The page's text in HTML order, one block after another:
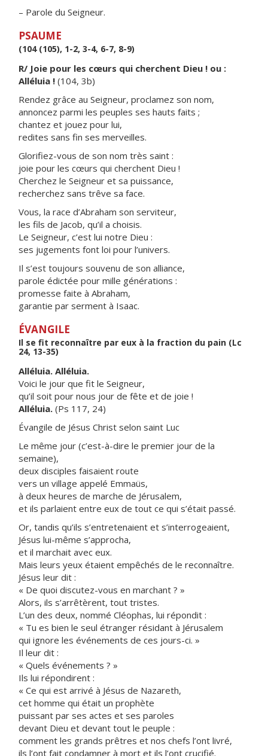
– Parole du Seigneur.
PSAUME
(104 (105), 1-2, 3-4, 6-7, 8-9)
R/ Joie pour les cœurs qui cherchent Dieu ! ou :
Alléluia ! (104, 3b)
Rendez grâce au Seigneur, proclamez son nom,
annoncez parmi les peuples ses hauts faits ;
chantez et jouez pour lui,
redites sans fin ses merveilles.
Glorifiez-vous de son nom très saint :
joie pour les cœurs qui cherchent Dieu !
Cherchez le Seigneur et sa puissance,
recherchez sans trêve sa face.
Vous, la race d’Abraham son serviteur,
les fils de Jacob, qu’il a choisis.
Le Seigneur, c’est lui notre Dieu :
ses jugements font loi pour l’univers.
Il s’est toujours souvenu de son alliance,
parole édictée pour mille générations :
promesse faite à Abraham,
garantie par serment à Isaac.
ÉVANGILE
Il se fit reconnaître par eux à la fraction du pain (Lc
24, 13-35)
Alléluia. Alléluia.
Voici le jour que fit le Seigneur,
qu’il soit pour nous jour de fête et de joie !
Alléluia. (Ps 117, 24)
Évangile de Jésus Christ selon saint Luc
Le même jour (c’est-à-dire le premier jour de la
semaine),
deux disciples faisaient route
vers un village appelé Emmaüs,
à deux heures de marche de Jérusalem,
et ils parlaient entre eux de tout ce qui s’était passé.
Or, tandis qu’ils s’entretenaient et s’interrogeaient,
Jésus lui-même s’approcha,
et il marchait avec eux.
Mais leurs yeux étaient empêchés de le reconnaître.
Jésus leur dit :
« De quoi discutez-vous en marchant ? »
Alors, ils s’arrêtèrent, tout tristes.
L’un des deux, nommé Cléophas, lui répondit :
« Tu es bien le seul étranger résidant à Jérusalem
qui ignore les événements de ces jours-ci. »
Il leur dit :
« Quels événements ? »
Ils lui répondirent :
« Ce qui est arrivé à Jésus de Nazareth,
cet homme qui était un prophète
puissant par ses actes et ses paroles
devant Dieu et devant tout le peuple :
comment les grands prêtres et nos chefs l’ont livré,
ils l’ont fait condamner à mort et ils l’ont crucifié.